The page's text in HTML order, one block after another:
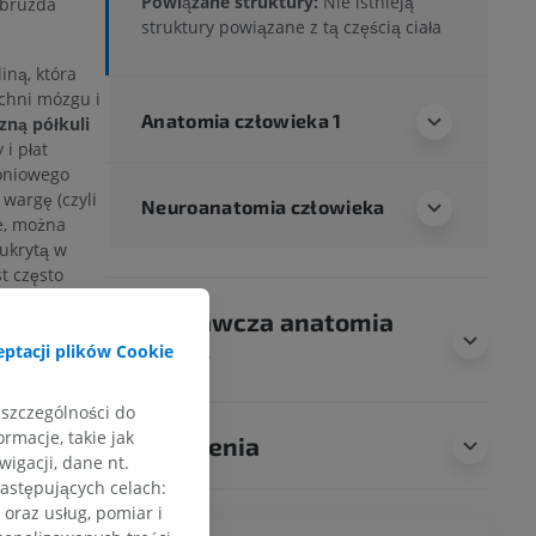
która
mózgu i
półkuli
i płat
(czyli
można
w
często
, dzieli
oraz
od
bruzdę
boczną
struktury powiązane z tą częścią ciała
Anatomia człowieka 1
Neuroanatomia człowieka
Porównawcza anatomia
zwierząt
Tłumaczenia
plików Cookie
do
takie jak
dane nt.
celach:
usług, pomiar i